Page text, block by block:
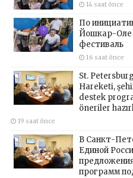
14 saat önce
По
Йошкар-Оле
фестиваль
16 saat önce
St.
Hareketi,
destek
öneriler
19 saat önce
В Санкт-
Единой
программ